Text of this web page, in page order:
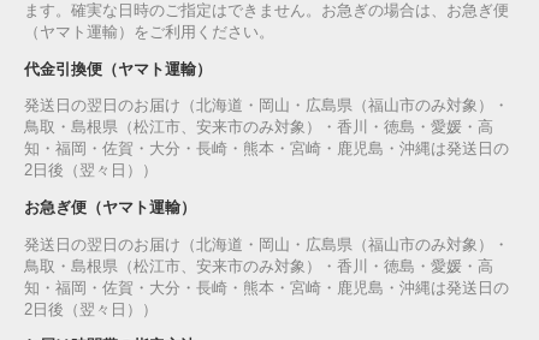
ます。確実な日時のご指定はできません。お急ぎの場合は、お急ぎ便
（ヤマト運輸）をご利用ください。
代金引換便（ヤマト運輸）
発送日の翌日のお届け（北海道・岡山・広島県（福山市のみ対象）・
鳥取・島根県（松江市、安来市のみ対象）・香川・徳島・愛媛・高
知・福岡・佐賀・大分・長崎・熊本・宮崎・鹿児島・沖縄は発送日の
2日後（翌々日））
お急ぎ便（ヤマト運輸）
発送日の翌日のお届け（北海道・岡山・広島県（福山市のみ対象）・
鳥取・島根県（松江市、安来市のみ対象）・香川・徳島・愛媛・高
知・福岡・佐賀・大分・長崎・熊本・宮崎・鹿児島・沖縄は発送日の
2日後（翌々日））